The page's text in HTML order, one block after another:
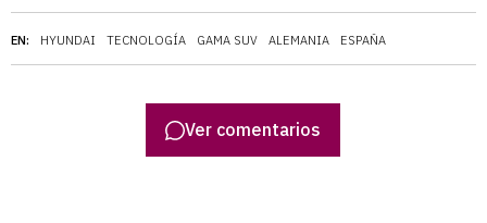
EN: HYUNDAI TECNOLOGÍA GAMA SUV ALEMANIA ESPAÑA
Ver comentarios